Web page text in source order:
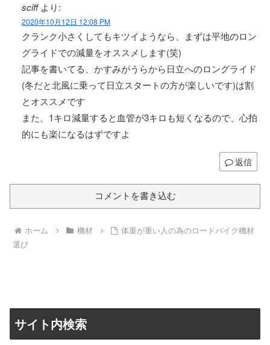
sciff より:
2020年10月12日 12:08 PM
クランク小さくしてもキツイようなら、まずは平地のロン
グライドでの減量をオススメします(笑)
記事を書いてる、かすみがうらから日立へのロングライド
(冬だと北風に乗って日立スタートの方が楽しいです)は割
とオススメです
また、1キロ減量すると血管が3キロも短くなるので、心拍
的にも楽になるはずですよ
返信
コメントを書き込む
ホーム 機材
体重が重い人の為のロードバイク機材
選び
サイト内検索